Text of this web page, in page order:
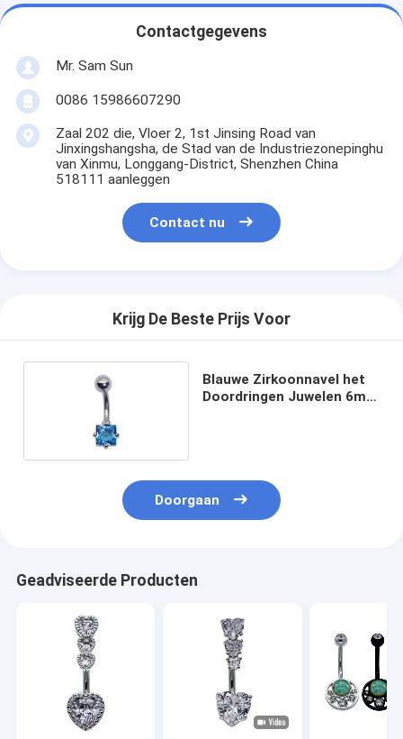
Contactgegevens
Mr. Sam Sun
0086 15986607290
Zaal 202 die, Vloer 2, 1st Jinsing Road van
Jinxingshangsha, de Stad van de Industriezonepinghu
van Xinmu, Longgang-District, Shenzhen China
518111 aanleggen
Contact nu
Krijg De Beste Prijs Voor
Blauwe Zirkoonnavel het
Doordringen Juwelen 6mm
Doorgaan
Geadviseerde Producten